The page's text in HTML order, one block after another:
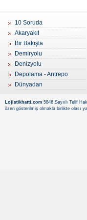
10 Soruda
Akaryakıt
Bir Bakışta
Demiryolu
Denizyolu
Depolama - Antrepo
Dünyadan
Lojistikhatti.com 5846 Sayıılı Telif
özen gösterilmiş olmakla birlikte olası